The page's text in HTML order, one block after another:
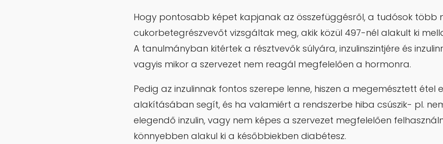
Hogy pontosabb képet kapjanak az összefüggésről, a tudósok több
cukorbetegrészvevőt vizsgáltak meg, akik közül 497-nél alakult ki
A tanulmányban kitértek a résztvevők súlyára, inzulinszintjére és
vagyis mikor a szervezet nem reagál megfelelően a hormonra.
Pedig az inzulinnak fontos szerepe lenne, hiszen a megemésztett étel
alakításában segít, és ha valamiért a rendszerbe hiba csúszik- pl.
elegendő inzulin, vagy nem képes a szervezet megfelelően
könnyebben alakul ki a későbbiekben diabétesz.